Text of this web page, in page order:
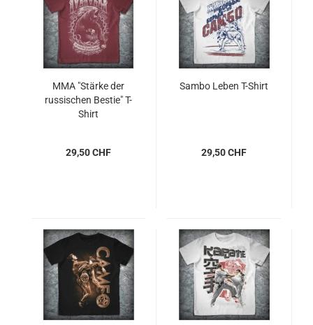
MMA "Stärke der
russischen Bestie" T-
Shirt
29,50 CHF
Sambo Leben T-Shirt
29,50 CHF